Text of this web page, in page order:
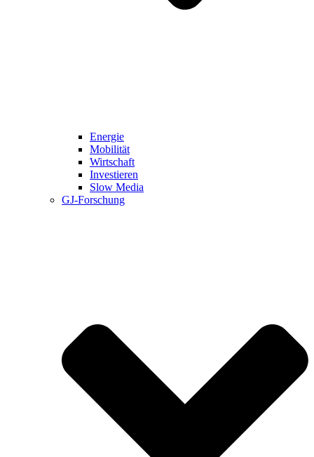
Energie
Mobilität
Wirtschaft
Investieren
Slow Media
GJ-Forschung